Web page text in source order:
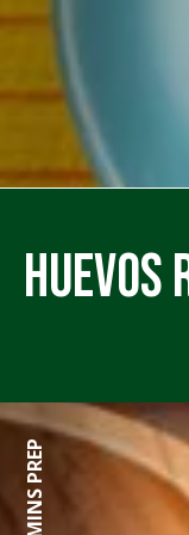
Huevos
23 MINS PREP